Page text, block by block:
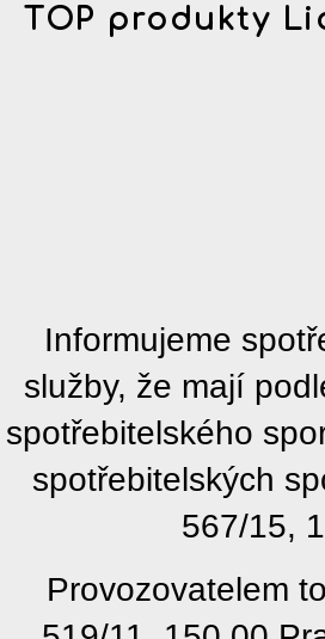
TOP produkty
Informujeme
služby, že mají
spotřebitelského
spotřebitelských
567/15,
Provozovatelem